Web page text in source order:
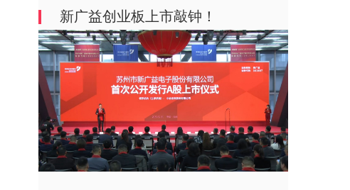
新广益创业板上市敲钟！